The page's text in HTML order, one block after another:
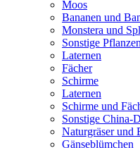
Moos
Bananen und
Monstera und
Sonstige
Laternen
Fächer
Schirme
Laternen
Schirme und
Sonstige China-
Naturgräser und
Gänseblümchen